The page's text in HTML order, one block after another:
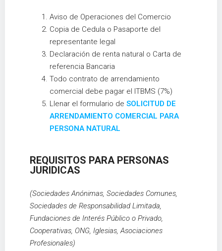
Aviso de Operaciones del Comercio
Copia de Cedula o Pasaporte del
representante legal
Declaración de renta natural o Carta de
referencia Bancaria
Todo contrato de arrendamiento
comercial debe pagar el ITBMS (7%)
Llenar el formulario de SOLICITUD DE
ARRENDAMIENTO COMERCIAL PARA
PERSONA NATURAL
REQUISITOS PARA PERSONAS
JURIDICAS
(Sociedades Anónimas, Sociedades Comunes,
Sociedades de Responsabilidad Limitada,
Fundaciones de Interés Público o Privado,
Cooperativas, ONG, Iglesias, Asociaciones
Profesionales)